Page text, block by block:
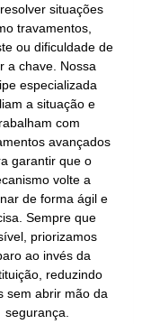
situações
travamentos,
ou dificuldade de
a chave. Nossa
especializada
a situação e
com
avançados
garantir que o
volte a
de forma ágil e
Sempre que
priorizamos
ao invés da
reduzindo
sem abrir mão da
segurança.